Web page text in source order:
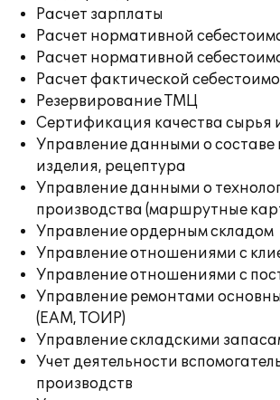
Расчет зарплаты
Расчет нормативной
Расчет нормативной
Расчет фактической
Резервирование ТМЦ
Сертификация качества сырья
Управление данными о составе
изделия, рецептура
Управление данными о
производства (маршрутные
Управление ордерным складом
Управление отношениями с
Управление отношениями с
Управление ремонтами
(EAM, ТОИР)
Управление складскими
Учет деятельности
производств